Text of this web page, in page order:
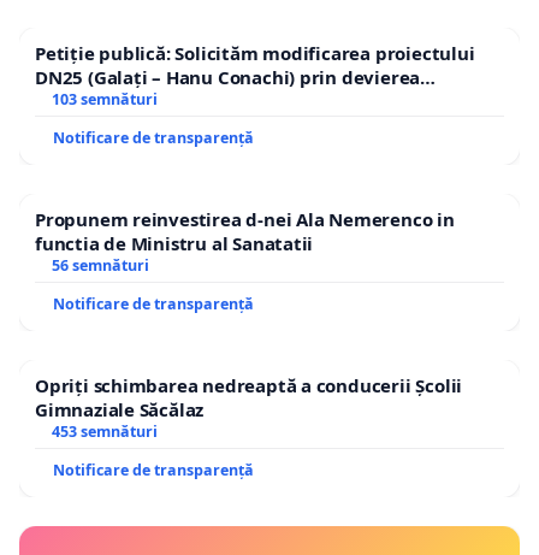
Petiție publică: Solicităm modificarea proiectului
DN25 (Galați – Hanu Conachi) prin devierea
traseului în afara localităților!
103 semnături
Notificare de transparență
Propunem reinvestirea d-nei Ala Nemerenco in
functia de Ministru al Sanatatii
56 semnături
Notificare de transparență
Opriți schimbarea nedreaptă a conducerii Școlii
Gimnaziale Săcălaz
453 semnături
Notificare de transparență